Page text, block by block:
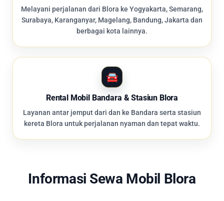
Melayani perjalanan dari Blora ke Yogyakarta, Semarang,
Surabaya, Karanganyar, Magelang, Bandung, Jakarta dan
berbagai kota lainnya.
Rental Mobil Bandara & Stasiun Blora
Layanan antar jemput dari dan ke Bandara serta stasiun
kereta Blora untuk perjalanan nyaman dan tepat waktu.
Informasi Sewa Mobil Blora